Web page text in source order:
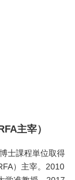
主宰）
士課程単位取得
）主宰。2010